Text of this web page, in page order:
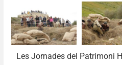
Les Jornades del Patrimoni